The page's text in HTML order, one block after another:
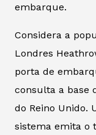
embarque.
Considera a
Londres
porta de
consulta a base
do Reino Unido.
sistema emita o